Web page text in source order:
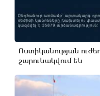
Ոստիկանության
շարունակվում են